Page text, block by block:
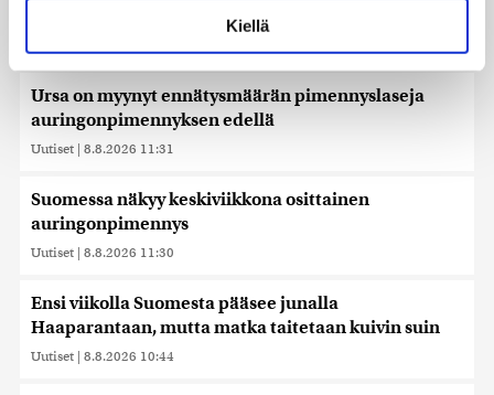
suostumustasi tai peruuttaa sen milloin vain
evästeilmoituksessa.
Käytämme evästeitä tarjoamamme sisällön ja mainosten
räätälöimiseen, sosiaalisen median ominaisuuksien
tukemiseen ja kävijämäärämme analysoimiseen. Lisäksi
alan kumppaneillemme tietoja siitä, miten käytät
sivustoamme. Kumppanimme voivat yhdistää näitä
tietoja muihin tietoihin, joita olet antanut heille tai joita on
Kiellä
HS: Kaikkonen puoluejohtajien ykkönen
Ursa on myynyt ennätysmäärän pimennyslaseja
auringonpimennyksen edellä
Uutiset | 8.8.2026 11:31
Suomessa näkyy keskiviikkona osittainen
auringonpimennys
Uutiset | 8.8.2026 11:30
Ensi viikolla Suomesta pääsee junalla
Haaparantaan, mutta matka taitetaan kuivin suin
Uutiset | 8.8.2026 10:44